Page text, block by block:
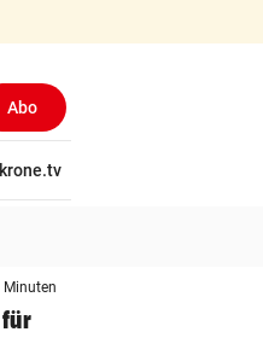
Abo
krone.tv
Minuten
für